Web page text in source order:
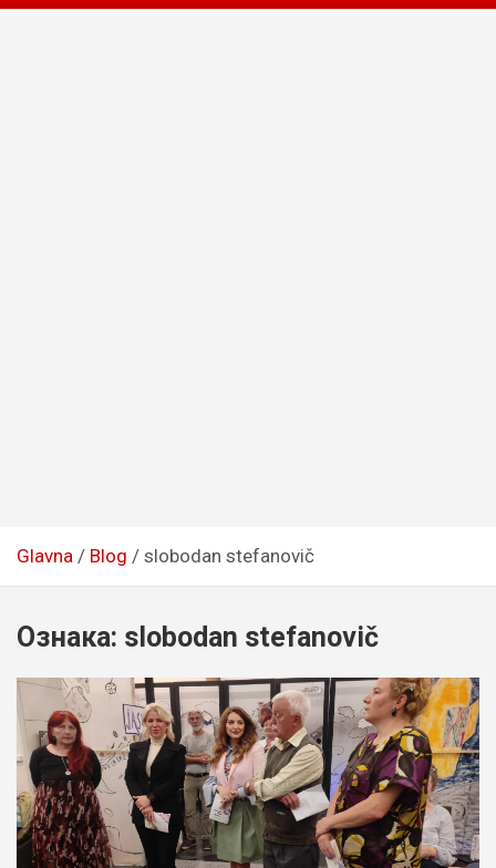
Glavna Blog slobodan stefanovič
Ознака: slobodan stefanovič